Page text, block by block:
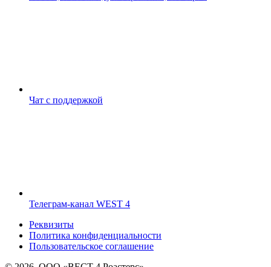
Чат с поддержкой
Телеграм-канал WEST 4
Реквизиты
Политика конфиденциальности
Пользовательское соглашение